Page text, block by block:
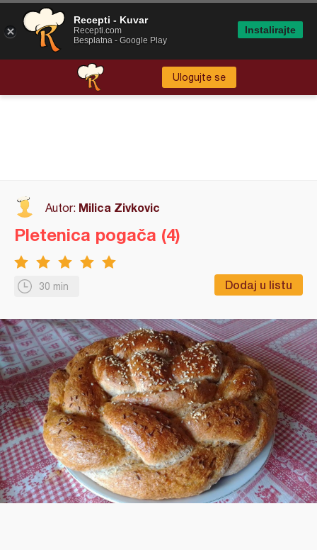
Ulogujte se
Autor: Milica Zivkovic
30 min Dodaj u listu
Pletenica pogača (4)
Recepti - Kuvar
Recepti.com
Besplatna - Google Play
Instalirajte